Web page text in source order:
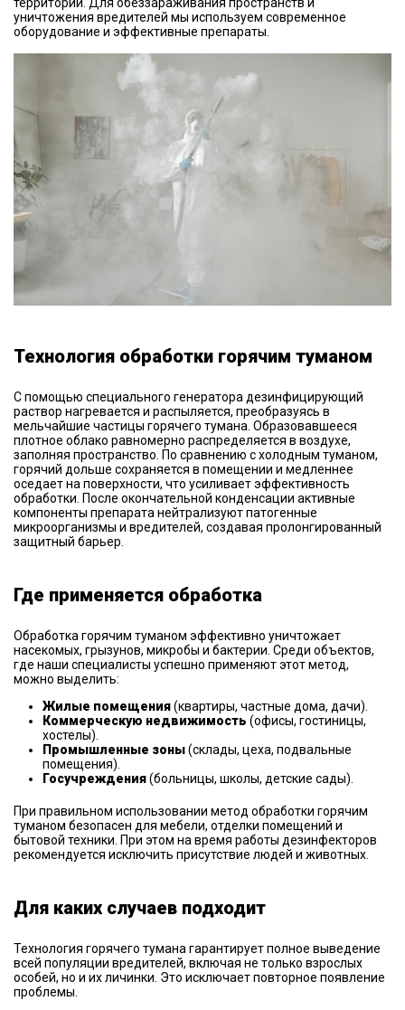
уничтожения вредителей мы используем современное
оборудование и эффективные препараты.
Технология обработки горячим туманом
С помощью специального генератора дезинфицирующий
раствор нагревается и распыляется, преобразуясь в
мельчайшие частицы горячего тумана. Образовавшееся
плотное облако равномерно распределяется в воздухе,
заполняя пространство. По сравнению с холодным туманом,
горячий дольше сохраняется в помещении и медленнее
оседает на поверхности, что усиливает эффективность
обработки. После окончательной конденсации активные
компоненты препарата нейтрализуют патогенные
микроорганизмы и вредителей, создавая пролонгированный
защитный барьер.
Где применяется обработка
Обработка горячим туманом эффективно уничтожает
насекомых, грызунов, микробы и бактерии. Среди объектов,
где наши специалисты успешно применяют этот метод,
можно выделить:
Жилые помещения(квартиры, частные дома, дачи).
Коммерческую недвижимость (офисы, гостиницы,
хостелы).
Промышленные зоны(склады, цеха, подвальные
помещения).
Госучреждения(больницы, школы, детские сады).
При правильном использовании метод обработки горячим
туманом безопасен для мебели, отделки помещений и
бытовой техники. При этом на время работы дезинфекторов
рекомендуется исключить присутствие людей и животных.
Для каких случаев подходит
Технология горячего тумана гарантирует полное выведение
всей популяции вредителей, включая не только взрослых
особей, но и их личинки. Это исключает повторное появление
проблемы.